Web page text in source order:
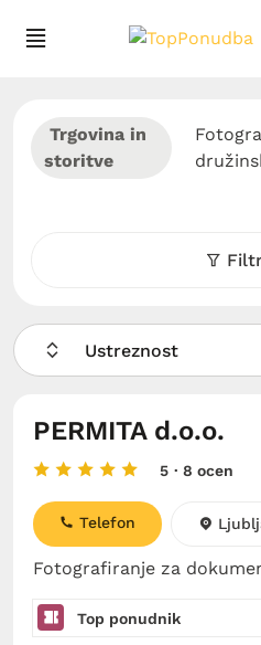
Trgovina in
storitve
Ustreznost
PERMITA d.o.o.
5 · 8 ocen
Fotografiranje za
Telefon
Top ponudnik